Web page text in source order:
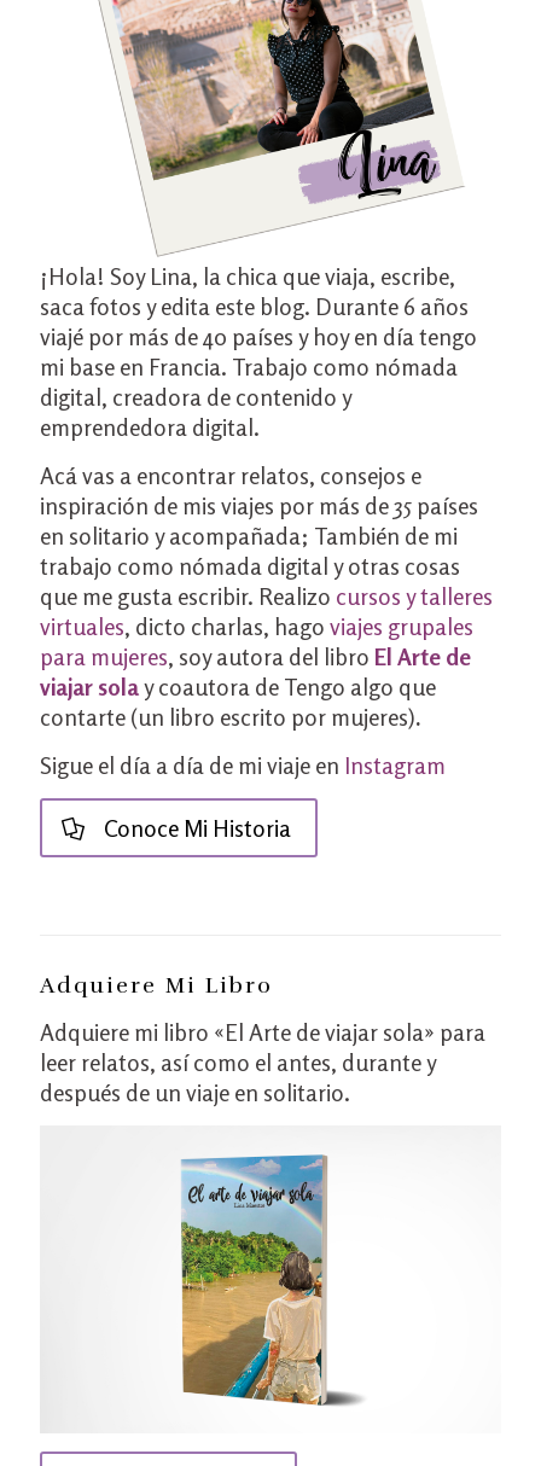
¡Hola! Soy Lina, la chica que viaja, escribe,
saca fotos y edita este blog. Durante 6 años
viajé por más de 40 países y hoy en día tengo
mi base en Francia. Trabajo como nómada
digital, creadora de contenido y
emprendedora digital.
Acá vas a encontrar relatos, consejos e
inspiración de mis viajes por más de 35 países
en solitario y acompañada; También de mi
trabajo como nómada digital y otras cosas
que me gusta escribir. Realizo cursos y talleres
virtuales, dicto charlas, hago viajes grupales
para mujeres, soy autora del libro El Arte de
viajar solay coautora de Tengo algo que
contarte (un libro escrito por mujeres).
Sigue el día a día de mi viaje en Instagram
Conoce Mi Historia
Adquiere Mi Libro
Adquiere mi libro «El Arte de viajar sola» para
leer relatos, así como el antes, durante y
después de un viaje en solitario.